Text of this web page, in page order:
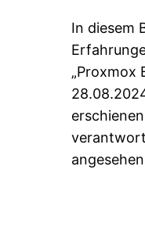
In diesem
„Proxmox